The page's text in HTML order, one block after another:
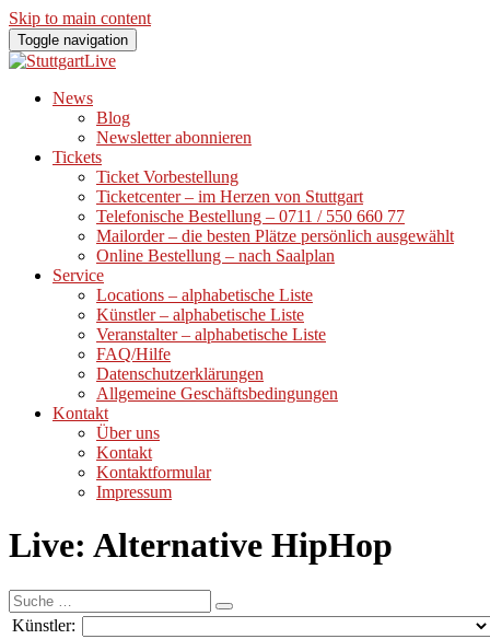
Skip to main content
Toggle navigation
News
Blog
Newsletter abonnieren
Tickets
Ticket Vorbestellung
Ticketcenter – im Herzen von Stuttgart
Telefonische Bestellung – 0711 / 550 660 77
Mailorder – die besten Plätze persönlich ausgewählt
Online Bestellung – nach Saalplan
Service
Locations – alphabetische Liste
Künstler – alphabetische Liste
Veranstalter – alphabetische Liste
FAQ/Hilfe
Datenschutzerklärungen
Allgemeine Geschäftsbedingungen
Kontakt
Über uns
Kontakt
Kontaktformular
Impressum
Live: Alternative HipHop
Suche
nach:
Künstler: